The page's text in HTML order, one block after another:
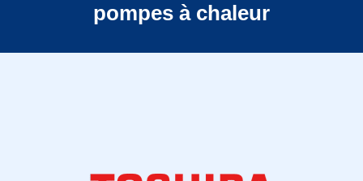
pompes à chaleur